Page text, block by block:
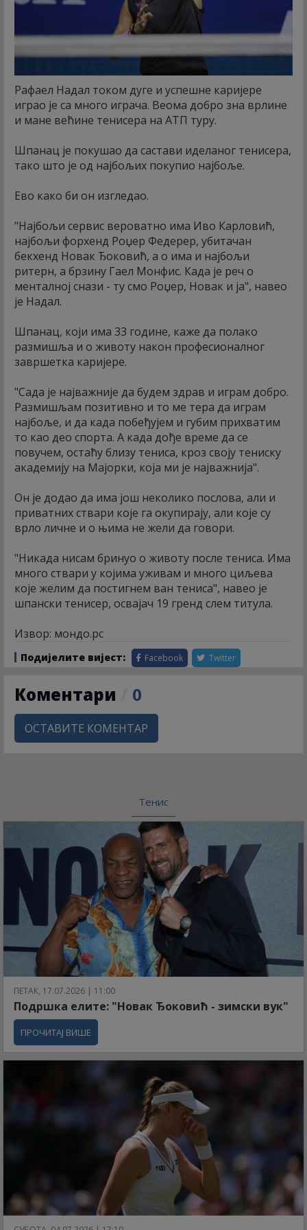
Рафаел Надал током дуге и успешне каријере
играо је са много играча. Веома добро зна врлине
и мане већине тенисера на АТП туру.
Шпанац је покушао да састави иделаног тенисера,
тако што је од најбољих покупио најбоље.
Ево како би он изгледао.
"Најбољи сервис вероватно има Иво Карловић,
најбољи форхенд Роџер Федерер, убитачан
бекхенд Новак Ђоковић, а о има и најбољи
ритерн, а брзину Гаел Монфис. Када је реч о
менталној снази - ту смо Роџер, Новак и ја", навео
је Надал.
Шпанац, који има 33 године, каже да полако
размишља и о животу након професионалног
завршетка каријере.
"Сада је најважније да будем здрав и играм добро.
Размишљам позитивно и то ме тера да играм
најбоље, и да када побеђујем и губим прихватим
то као део спорта. А када дође време да се
повучем, остаћу близу тениса, кроз своју тениску
академију на Мајорки, која ми је најважнија".
Он је додао да има још неколико послова, али и
приватних ствари које га окупирају, али које су
врло личне и о њима не жели да говори.
"Никада нисам бринуо о животу после тениса. Има
много ствари у којима уживам и много циљева
које желим да постигнем ван тениса", навео је
шпански тенисер, освајач 19 гренд слем титула.
Извор: мондо.рс
Подијелите вијест: Facebook Twitter
Коментари 0
ОСТАВИТЕ КОМЕНТАР
Тенис
ПЕТАК, 17.07.2026 | 11:00
Подршка елите: "Новак Ђоковић - зимски вук"
ПРОЧИТАЈ ВИШЕ